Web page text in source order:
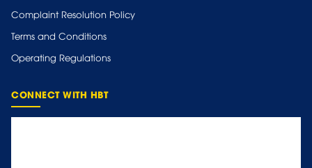
Complaint Resolution Policy
Terms and Conditions
Operating Regulations
CONNECT WITH HBT